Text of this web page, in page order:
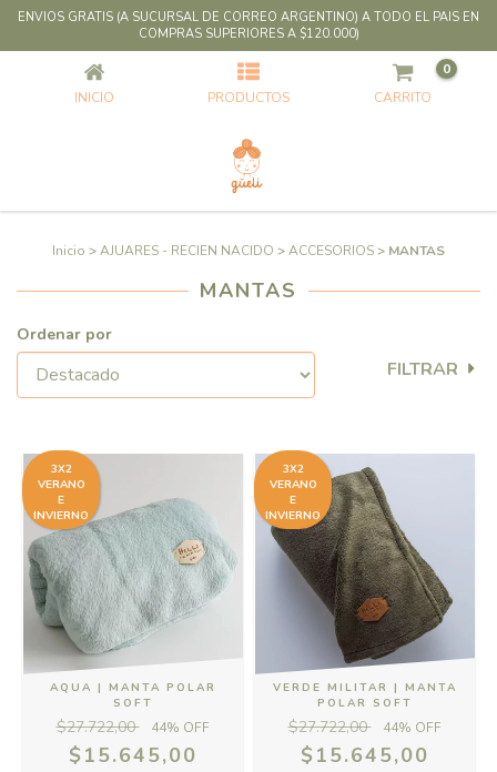
ENVIOS GRATIS (A SUCURSAL DE CORREO ARGENTINO) A TODO EL PAIS EN
COMPRAS SUPERIORES A $120.000)
MANTAS
INICIO PRODUCTOS CARRITO
0
Inicio >AJUARES - RECIEN NACIDO >ACCESORIOS> MANTAS
MANTAS
Ordenar por
FILTRAR
3X2
VERANO
E
INVIERNO
AQUA | MANTA POLAR
SOFT
$27.722,00 44% OFF
$15.645,00
3X2
VERANO
E
INVIERNO
VERDE MILITAR | MANTA
POLAR SOFT
$27.722,00 44% OFF
$15.645,00